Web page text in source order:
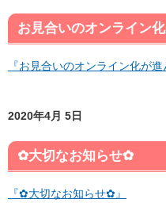
お見合いのオンライン
『お見合いのオンライン化が進
2020年4月 5日
✿大切なお知らせ✿
『✿大切なお知らせ✿』